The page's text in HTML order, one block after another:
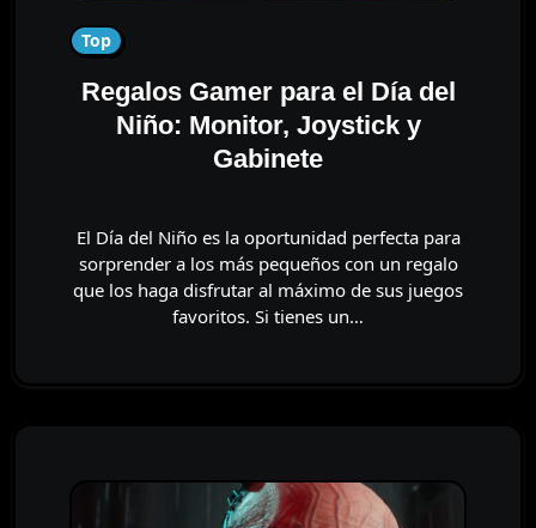
Top
Regalos Gamer para el Día del
Niño: Monitor, Joystick y
Gabinete
El Día del Niño es la oportunidad perfecta para
sorprender a los más pequeños con un regalo
que los haga disfrutar al máximo de sus juegos
favoritos. Si tienes un…